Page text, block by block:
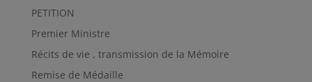
PETITION
Premier Ministre
Récits de vie , transmission de la Mémoire
Remise de Médaille